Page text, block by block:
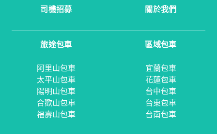
司機招募
關於我們
旅途包車
阿里山包車
太平山包車
陽明山包車
合歡山包車
福壽山包車
區域包車
宜蘭包車
花蓮包車
台中包車
台東包車
台南包車